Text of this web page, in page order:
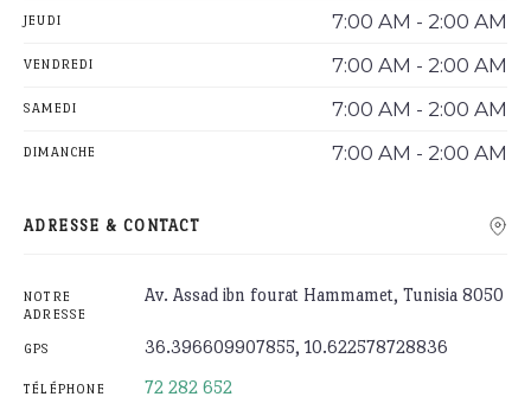
JEUDI 7:00 AM - 2:00 AM
VENDREDI 7:00 AM - 2:00 AM
SAMEDI 7:00 AM - 2:00 AM
DIMANCHE 7:00 AM - 2:00 AM
ADRESSE & CONTACT
NOTRE
ADRESSE
Av. Assad ibn fourat Hammamet, Tunisia 8050
GPS 36.396609907855, 10.622578728836
TÉLÉPHONE 72 282 652